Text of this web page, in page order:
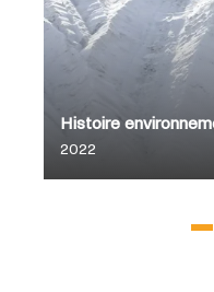
Histoire
2022